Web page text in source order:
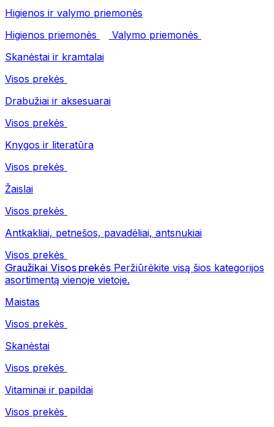
Higienos ir valymo priemonės
Higienos priemonės
Valymo priemonės
Skanėstai ir kramtalai
Visos prekės
Drabužiai ir aksesuarai
Visos prekės
Knygos ir literatūra
Visos prekės
Žaislai
Visos prekės
Antkakliai, petnešos, pavadėliai, antsnukiai
Visos prekės
Graužikai Visos prekės Peržiūrėkite visą šios kategorijos
asortimentą vienoje vietoje.
Maistas
Visos prekės
Skanėstai
Visos prekės
Vitaminai ir papildai
Visos prekės